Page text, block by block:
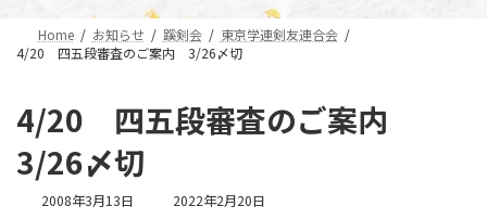
Home お知らせ 蹊剣会
東京学連剣友連合会
4/20 四五段審査のご案内 3/26〆切
4/20 四五段審査のご案内
3/26〆切
2008年3月13日
最
2022年2月20日